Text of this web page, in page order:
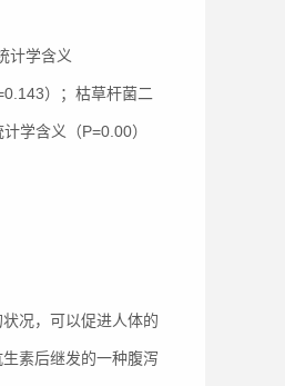
计学含义
）；枯草杆菌二
学含义（P=0.00）
况，可以促进人体的
素后继发的一种腹泻